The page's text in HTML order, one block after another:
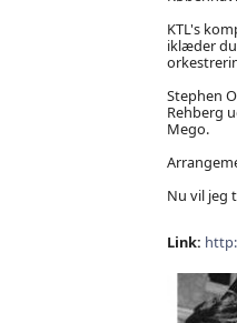
KTL's
iklæder
Stephen
Rehberg
Mego.
Nu vil jeg
Link: